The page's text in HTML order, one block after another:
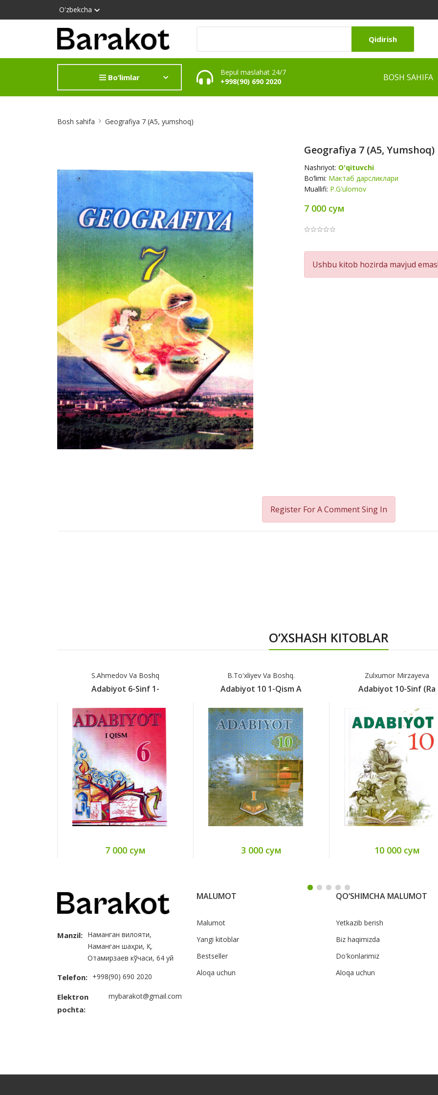
O'zbekcha
Qidirish
Bo‘limlar
Bepul maslahat 24/7
+998(90) 690 2020
BOSH SAHIFA
Bosh sahifa Geografiya 7 (А5, yumshoq)
Geografiya 7 (А5, Yumshoq)
Nashriyot: O'qituvchi
Bo‘limi: Мактаб дарсликлари
Muallifi: P.G'ulomov
7 000 сум
Product
Summery
Ushbu kitob hozirda mavjud
Register For A CommentSing In
O‘XSHASH KITOBLAR
S.Ahmedov Va Boshq
Adabiyot 6-Sinf 1-
7 000 сум
B.To'xliyev Va Boshq.
Adabiyot 10 1-Qism А
3 000 сум
Zulxumor Mirzayeva
Adabiyot 10-Sinf (ra
10 000 сум
Manzil: Наманган вилояти,
Наманган шаҳри, Қ.
Отамирзаев кўчаси, 64 уй
Telefon: +998(90) 690 2020
Elektron
pochta:
mybarakot@gmail.com
MALUMOT
Malumot
Yangi kitoblar
Bestseller
Aloqa uchun
QO‘SHIMCHA MALUMOT
Yetkazib berish
Biz haqimizda
Do'konlarimiz
Aloqa uchun